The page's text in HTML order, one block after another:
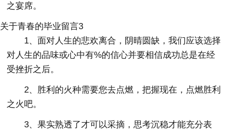
之宴席。
关于青春的毕业留言3
1、面对人生的悲欢离合，阴晴圆缺，我们应该选择
对人生的品味或心中有%的信心并要相信成功总是在经
受挫折之后。
2、胜利的火种需要您去点燃，把握现在，点燃胜利
之火吧。
3、果实熟透了才可以采摘，思考沉稳才能充分表